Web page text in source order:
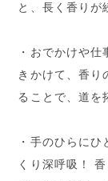
と、長く香りが
・おでかけや
きかけて、香り
ることで、道を
・手のひらに
くり深呼吸！